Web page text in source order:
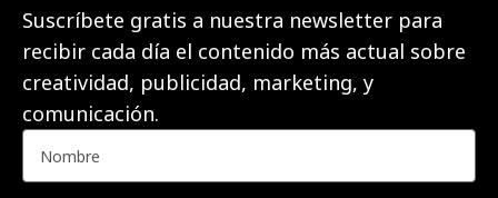
Suscríbete gratis a nuestra newsletter para
recibir cada día el contenido más actual sobre
creatividad, publicidad, marketing, y
comunicación.